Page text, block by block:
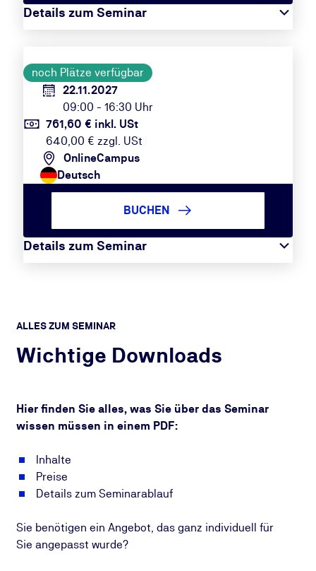
Details zum Seminar
noch Plätze verfügbar
22.11.2027
09:00 - 16:30 Uhr
761,60 € inkl. USt
640,00 € zzgl. USt
OnlineCampus
Deutsch
Details zum Seminar
BUCHEN
ALLES ZUM SEMINAR
Wichtige Downloads
Hier finden Sie alles, was Sie über das Seminar
wissen müssen in einem PDF:
Inhalte
Preise
Details zum Seminarablauf
Sie benötigen ein Angebot, das ganz individuell für
Sie angepasst wurde?